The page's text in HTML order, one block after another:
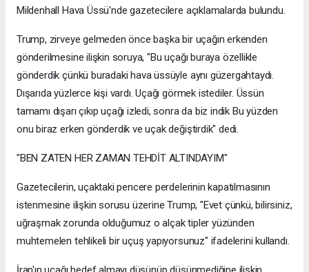
Mildenhall Hava Üssü'nde gazetecilere açıklamalarda bulundu.
Trump, zirveye gelmeden önce başka bir uçağın erkenden
gönderilmesine ilişkin soruya, "Bu uçağı buraya özellikle
gönderdik çünkü buradaki hava üssüyle aynı güzergahtaydı.
Dışarıda yüzlerce kişi vardı. Uçağı görmek istediler. Üssün
tamamı dışarı çıkıp uçağı izledi, sonra da biz indik Bu yüzden
onu biraz erken gönderdik ve uçak değiştirdik" dedi.
"BEN ZATEN HER ZAMAN TEHDİT ALTINDAYIM"
Gazetecilerin, uçaktaki pencere perdelerinin kapatılmasının
istenmesine ilişkin sorusu üzerine Trump, "Evet çünkü, bilirsiniz,
uğraşmak zorunda olduğumuz o alçak tipler yüzünden
muhtemelen tehlikeli bir uçuş yapıyorsunuz" ifadelerini kullandı.